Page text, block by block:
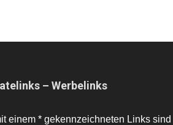
– Werbelinks
einem * gekennzeichneten Links sind